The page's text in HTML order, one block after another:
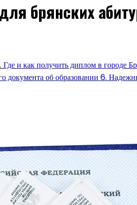
брянских
и как получить диплом в городе
об образовании 6.